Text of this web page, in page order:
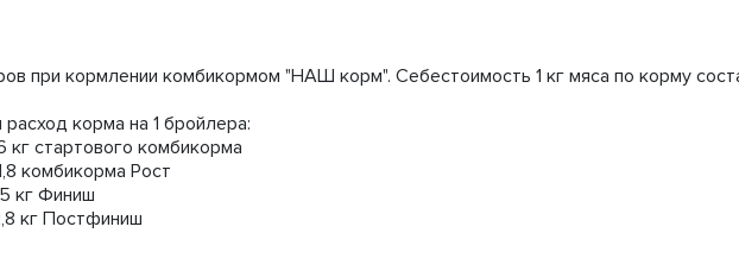
при кормлении комбикормом "НАШ корм". Себестоимость 1 кг мяса по корму
корма на 1 бройлера:
кг стартового комбикорма
комбикорма Рост
кг Финиш
кг Постфиниш